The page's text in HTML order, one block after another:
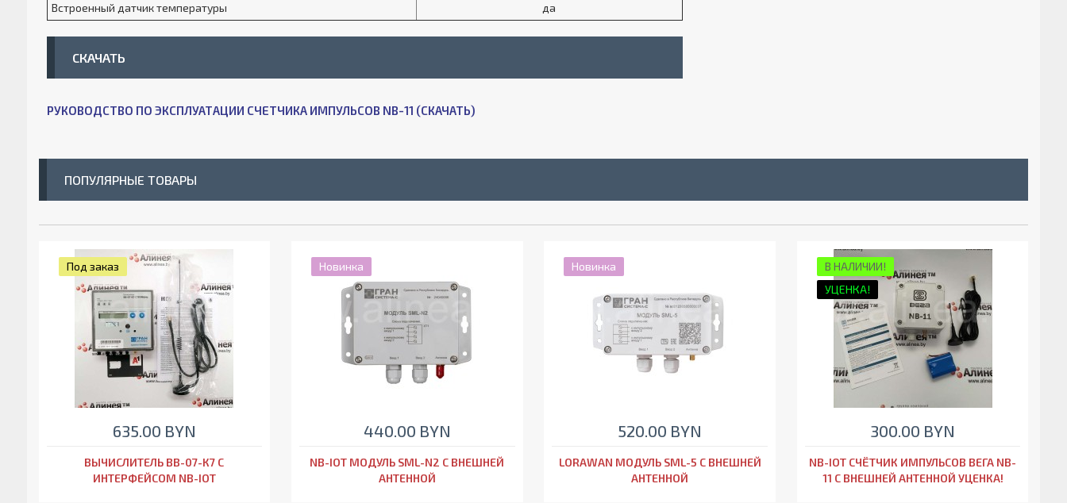
Встроенный датчик температуры
да
СКАЧАТЬ
РУКОВОДСТВО ПО ЭКСПЛУАТАЦИИ СЧЕТЧИКА ИМПУЛЬСОВ NB-11 (СКАЧАТЬ)
ПОПУЛЯРНЫЕ ТОВАРЫ
Под заказ
635.00 BYN
ВЫЧИСЛИТЕЛЬ ВВ-07-К7 С
ИНТЕРФЕЙСОМ NB-IOT
Новинка
440.00 BYN
NB-IOT МОДУЛЬ SML-N2 С ВНЕШНЕЙ
АНТЕННОЙ
Новинка
520.00 BYN
LORAWAN МОДУЛЬ SML-5 С ВНЕШНЕЙ
АНТЕННОЙ
В НАЛИЧИИ!
УЦЕНКА!
300.00 BYN
NB-IOT СЧЁТЧИК ИМПУЛЬСОВ ВЕГА NB-
11 С ВНЕШНЕЙ АНТЕННОЙ УЦЕНКА!